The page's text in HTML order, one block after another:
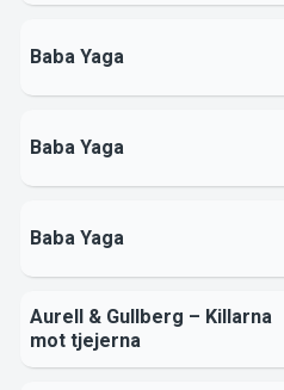
Om
Baba Yaga
Baba Yaga
Baba Yaga
Aurell & Gullberg – Killarna
mot tjejerna